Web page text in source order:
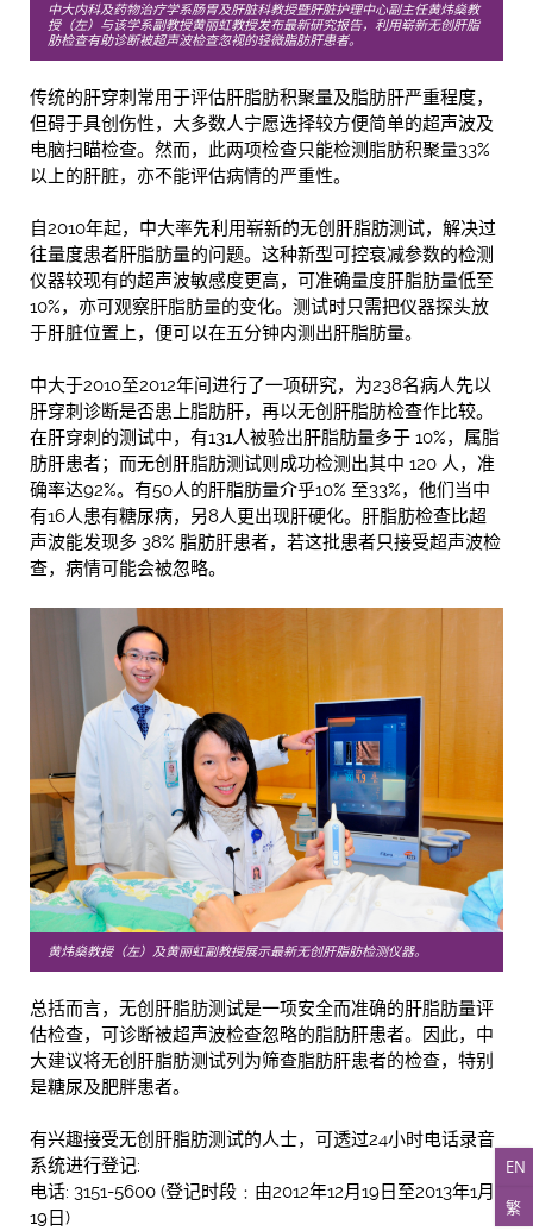
EN
繁
中大内科及药物治疗学系肠胃及肝脏科教授暨肝脏护理中心副主任黄炜燊教
授（左）与该学系副教授黄丽虹教授发布最新研究报告，利用崭新无创肝脂
肪检查有助诊断被超声波检查忽视的轻微脂肪肝患者。
传统的肝穿刺常用于评估肝脂肪积聚量及脂肪肝严重程度，
但碍于具创伤性，大多数人宁愿选择较方便简单的超声波及
电脑扫瞄检查。然而，此两项检查只能检测脂肪积聚量33%
以上的肝脏，亦不能评估病情的严重性。
自2010年起，中大率先利用崭新的无创肝脂肪测试，解决过
往量度患者肝脂肪量的问题。这种新型可控衰减参数的检测
仪器较现有的超声波敏感度更高，可准确量度肝脂肪量低至
10%，亦可观察肝脂肪量的变化。测试时只需把仪器探头放
于肝脏位置上，便可以在五分钟内测出肝脂肪量。
中大于2010至2012年间进行了一项研究，为238名病人先以
肝穿刺诊断是否患上脂肪肝，再以无创肝脂肪检查作比较。
在肝穿刺的测试中，有131人被验出肝脂肪量多于 10%，属脂
肪肝患者；而无创肝脂肪测试则成功检测出其中 120 人，准
确率达92%。有50人的肝脂肪量介乎10% 至33%，他们当中
有16人患有糖尿病，另8人更出现肝硬化。肝脂肪检查比超
声波能发现多 38% 脂肪肝患者，若这批患者只接受超声波检
查，病情可能会被忽略。
黄炜燊教授（左）及黄丽虹副教授展示最新无创肝脂肪检测仪器。
总括而言，无创肝脂肪测试是一项安全而准确的肝脂肪量评
估检查，可诊断被超声波检查忽略的脂肪肝患者。因此，中
大建议将无创肝脂肪测试列为筛查脂肪肝患者的检查，特别
是糖尿及肥胖患者。
有兴趣接受无创肝脂肪测试的人士，可透过24小时电话录音
系统进行登记:
电话: 3151-5600 (登记时段﹕由2012年12月19日至2013年1月
19日)